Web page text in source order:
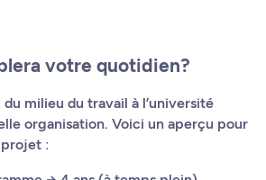
votre quotidien?
milieu du travail à l’université
organisation. Voici un aperçu pour
: